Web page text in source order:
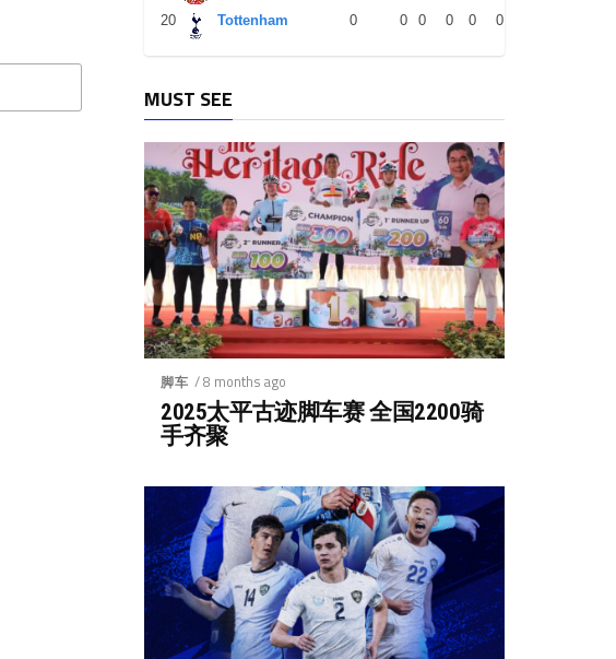
20
Tottenham 0 0 0 0 0 0
MUST SEE
脚车 / 8 months ago
2025太平古迹脚车赛 全国2200骑
手齐聚